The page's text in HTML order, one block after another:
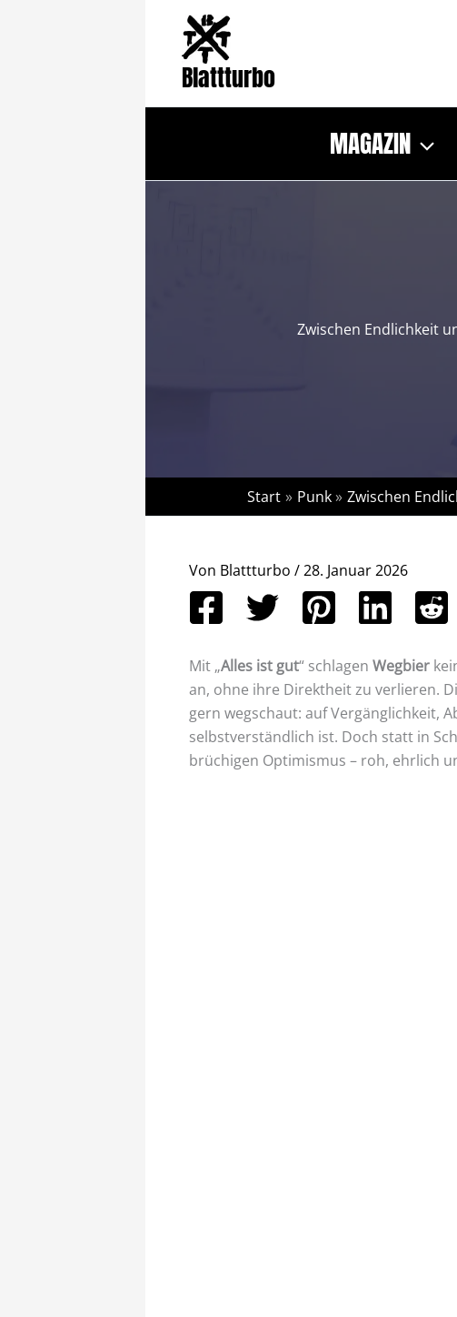
Blattturbo
MAGAZIN
Zwischen Endlichkeit
Start Punk Zwischen
Von Blattturbo /28. Januar 2026
Mit „Alles ist gut“ schlagen Wegbier
an, ohne ihre Direktheit zu verlieren.
gern wegschaut: auf Vergänglichkeit,
selbstverständlich ist. Doch statt in
brüchigen Optimismus – roh, ehrlich